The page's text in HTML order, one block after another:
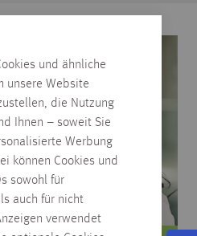
und ähnliche
unsere Website
die Nutzung
Ihnen – soweit Sie
Werbung
können Cookies und
sowohl für
auch für nicht
verwendet